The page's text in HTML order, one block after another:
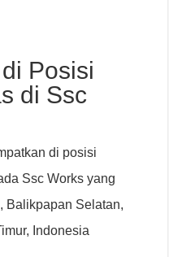
Posisi
di Ssc
di posisi
Ssc Works yang
Balikpapan Selatan,
Indonesia